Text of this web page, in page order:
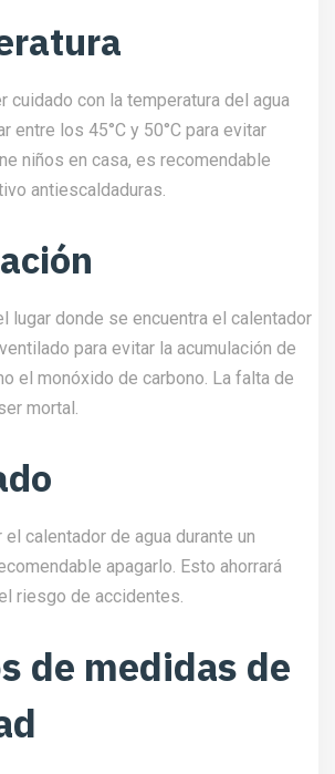
cuidado con la temperatura del agua
entre los 45°C y 50°C para evitar
niños en casa, es recomendable
antiescaldaduras.
lugar donde se encuentra el calentador
para evitar la acumulación de
el monóxido de carbono. La falta de
mortal.
calentador de agua durante un
apagarlo. Esto ahorrará
riesgo de accidentes.
de medidas de